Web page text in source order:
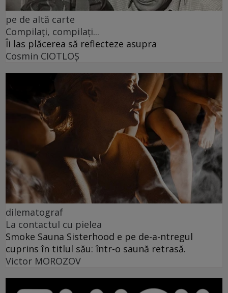
pe de altă carte
Compilați, compilați...
Îi las plăcerea să reflecteze asupra
Cosmin CIOTLOŞ
dilematograf
La contactul cu pielea
Smoke Sauna Sisterhood e pe de-a-ntregul
cuprins în titlul său: într-o saună retrasă.
Victor MOROZOV